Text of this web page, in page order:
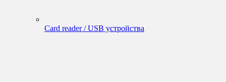
Card reader / USB устройства